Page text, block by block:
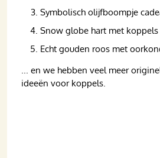
Symbolisch olijfboompje
Snow globe hart met
Echt gouden roos met
... en we hebben veel meer
ideeën voor koppels.